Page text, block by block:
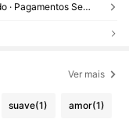
Reenviar se o item estiver perdido/danificado · Pagamentos Seguros · Proteção de privacidade
Ver mais
suave(1) amor(1)